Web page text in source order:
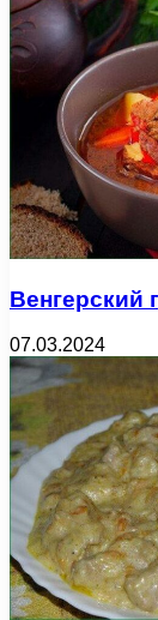
Венгерский
07.03.2024